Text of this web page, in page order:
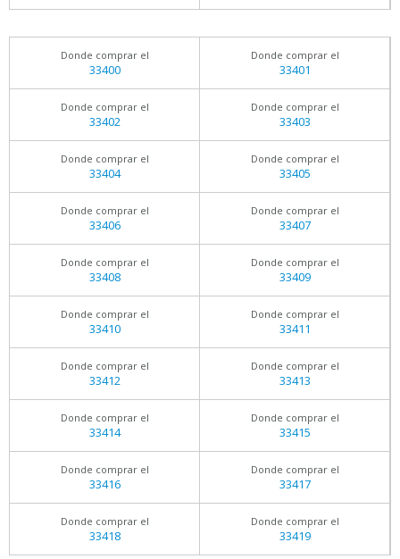
Donde comprar el
33400
Donde comprar el
33401
Donde comprar el
33402
Donde comprar el
33403
Donde comprar el
33404
Donde comprar el
33405
Donde comprar el
33406
Donde comprar el
33407
Donde comprar el
33408
Donde comprar el
33409
Donde comprar el
33410
Donde comprar el
33411
Donde comprar el
33412
Donde comprar el
33413
Donde comprar el
33414
Donde comprar el
33415
Donde comprar el
33416
Donde comprar el
33417
Donde comprar el
33418
Donde comprar el
33419